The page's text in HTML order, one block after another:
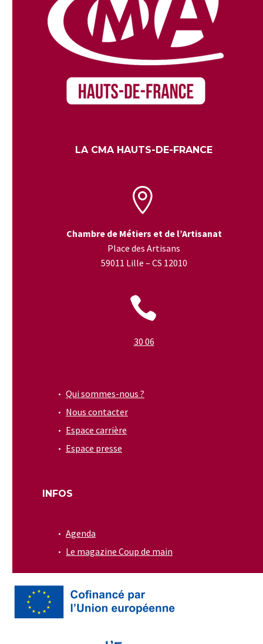
LA CMA HAUTS-DE-FRANCE


Chambre de Métiers et de l’Artisanat
Place des Artisans
59011 Lille – CS 12010


30 06
Qui sommes-nous ?
Nous contacter
Espace carrière
Espace presse
INFOS
Agenda
Le magazine Coup de main